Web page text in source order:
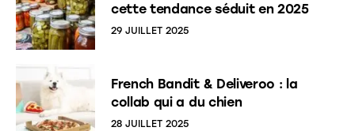
cette tendance séduit en 2025
29 JUILLET 2025
French Bandit & Deliveroo : la
collab qui a du chien
28 JUILLET 2025